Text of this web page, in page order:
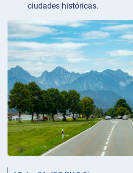
ciudades históricas.